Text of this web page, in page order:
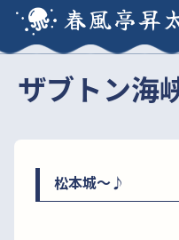
春風亭昇
ザブトン海
松本城〜♪